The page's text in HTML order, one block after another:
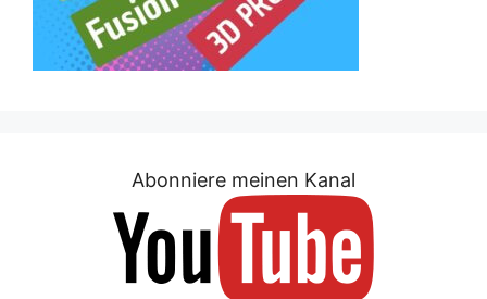
Abonniere meinen Kanal